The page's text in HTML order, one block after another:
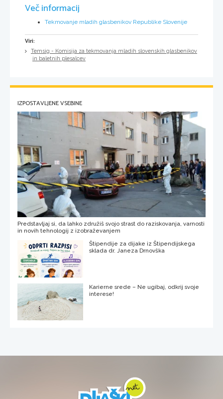
Več informacij
Tekmovanje mladih glasbenikov Republike Slovenije
Viri:
Temsig - Komisija za tekmovanja mladih slovenskih glasbenikov
in baletnih plesalcev
IZPOSTAVLJENE VSEBINE
Predstavljaj si, da lahko združiš svojo strast do raziskovanja, varnosti
in novih tehnologij z izobraževanjem
Štipendije za dijake iz Štipendijskega
sklada dr. Janeza Drnovška
Karierne srede – Ne ugibaj, odkrij svoje
interese!